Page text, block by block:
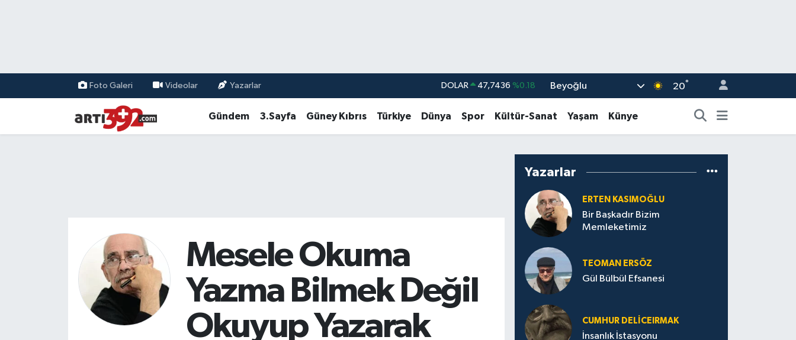
Foto Galeri Videolar Yazarlar DOLAR 47,7436 %0.18
%-14
%1.11
Beyoğlu 20°
Gündem 3.Sayfa Güney Kıbrıs Türkiye Dünya Spor Kültür-Sanat Yaşam Künye
Mesele Okuma
Yazma Bilmek Değil
Okuyup Yazarak
Yazarlar
ERTEN KASIMOĞLU
Bir Başkadır Bizim
Memleketimiz
TEOMAN ERSÖZ
Gül Bülbül Efsanesi
CUMHUR DELICEIRMAK
İnsanlık İstasyonu